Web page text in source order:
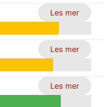
Les mer
Les mer
Les mer